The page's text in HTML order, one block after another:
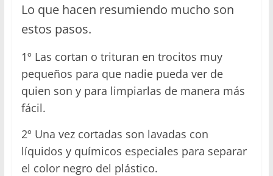
Lo que hacen resumiendo mucho son
estos pasos.
1º Las cortan o trituran en trocitos muy
pequeños para que nadie pueda ver de
quien son y para limpiarlas de manera más
fácil.
2º Una vez cortadas son lavadas con
líquidos y químicos especiales para separar
el color negro del plástico.